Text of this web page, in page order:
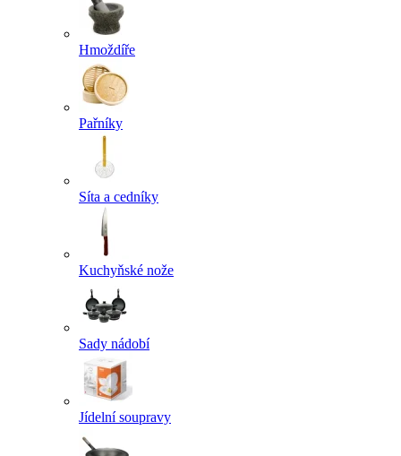
Hmoždíře
Pařníky
Síta a cedníky
Kuchyňské nože
Sady nádobí
Jídelní soupravy